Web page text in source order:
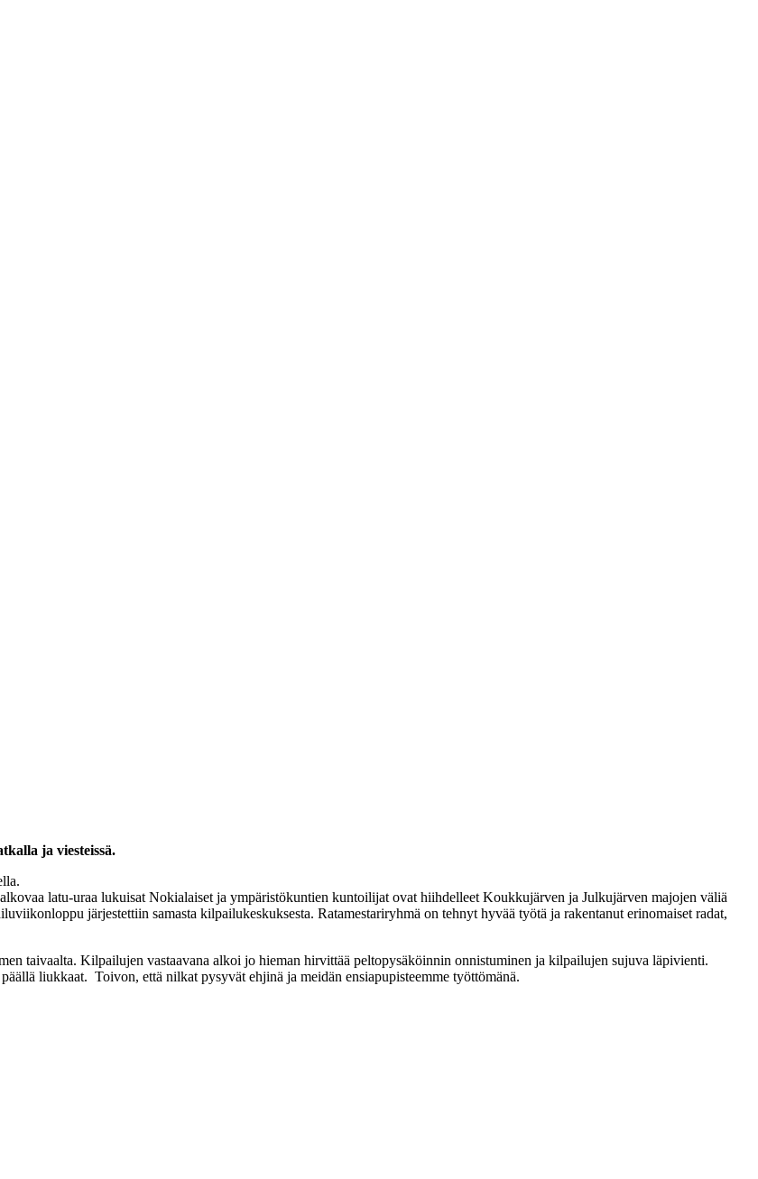
ja viesteissä.
latu-uraa lukuisat Nokialaiset ja ympäristökuntien kuntoilijat ovat hiihdelleet Koukkujärven ja Julkujärven majojen väliä
järjestettiin samasta kilpailukeskuksesta. Ratamestariryhmä on tehnyt hyvää työtä ja rakentanut erinomaiset radat,
taivaalta. Kilpailujen vastaavana alkoi jo hieman hirvittää peltopysäköinnin onnistuminen ja kilpailujen sujuva läpivienti.
liukkaat. Toivon, että nilkat pysyvät ehjinä ja meidän ensiapupisteemme työttömänä.